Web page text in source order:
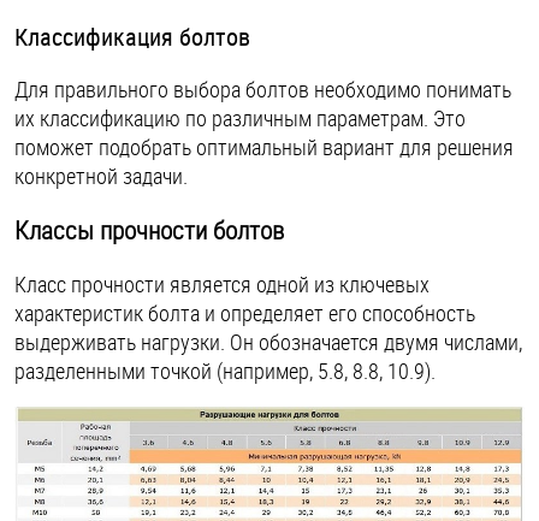
Классификация болтов
Для правильного выбора болтов необходимо понимать
их классификацию по различным параметрам. Это
поможет подобрать оптимальный вариант для решения
конкретной задачи.
Классы прочности болтов
Класс прочности является одной из ключевых
характеристик болта и определяет его способность
выдерживать нагрузки. Он обозначается двумя числами,
разделенными точкой (например, 5.8, 8.8, 10.9).